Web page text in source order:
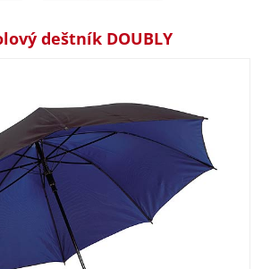
deštník DOUBLY